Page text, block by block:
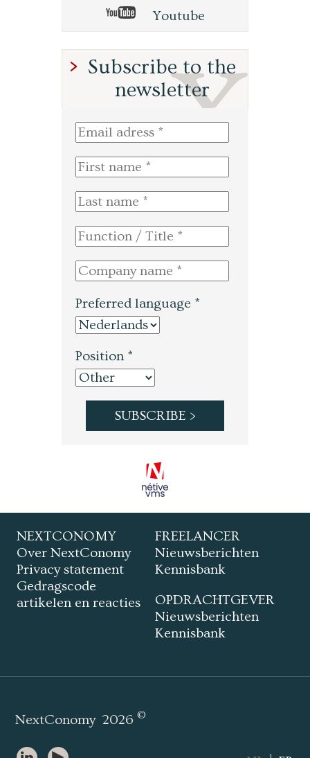
Youtube
Subscribe to the
newsletter
Preferred language *
Position *
NEXTCONOMY
Over NextConomy
Privacy statement
Gedragscode
artikelen en reacties
FREELANCER
Nieuwsberichten
Kennisbank
OPDRACHTGEVER
Nieuwsberichten
Kennisbank
NextConomy 2026©